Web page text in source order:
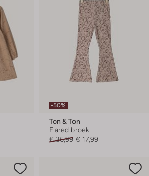
-50%
Ton & Ton
Flared broek
€ 36,99 € 17,99